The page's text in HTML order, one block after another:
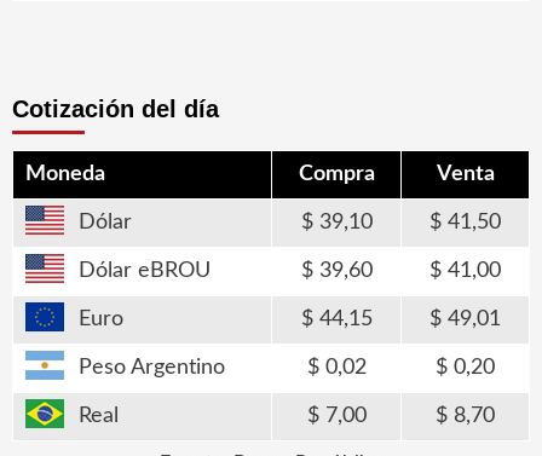
Cotización del día
Moneda Compra Venta
Dólar 39,10 41,50
Dólar eBROU 39,60 41,00
Euro 44,15 49,01
Peso Argentino 0,02 0,20
Real 7,00 8,70